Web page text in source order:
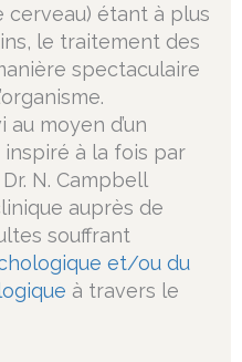
étant à plus
le traitement des
spectaculaire
moyen d’un
à la fois par
N. Campbell
auprès de
souffrant
et/ou du
à travers le